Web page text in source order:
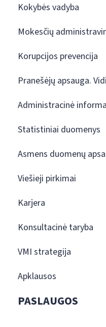
Kokybės vadyba
Mokesčių
Korupcijos prevencija
Pranešėjų apsauga.
Administracinė
Statistiniai duomenys
Asmens duomenų
Viešieji pirkimai
Karjera
Konsultacinė taryba
VMI strategija
Apklausos
PASLAUGOS